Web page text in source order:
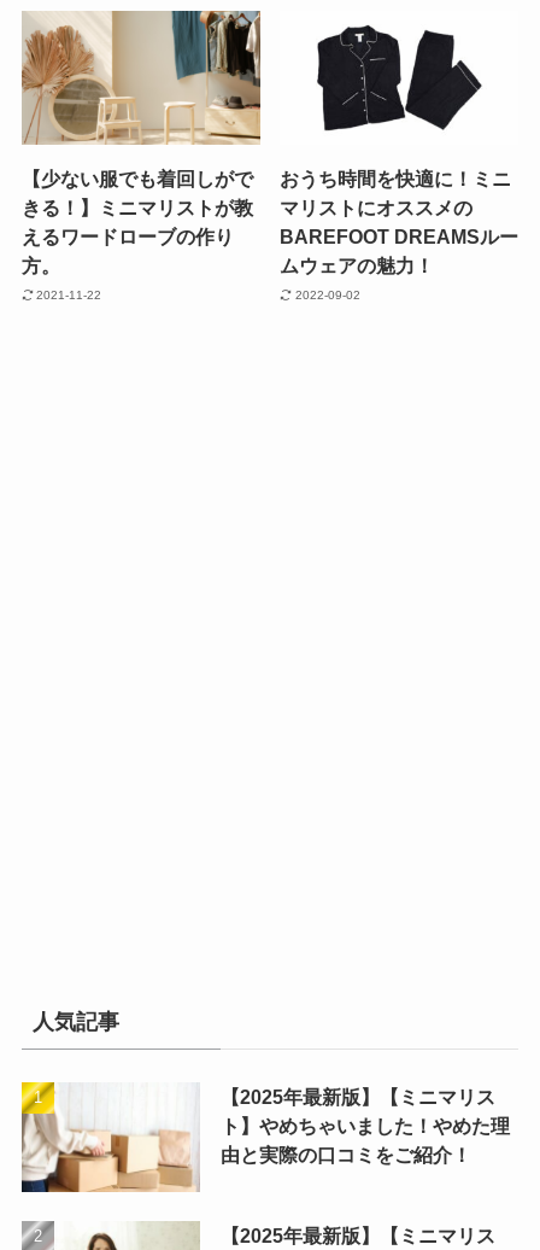
【少ない服でも着回しがで
きる！】ミニマリストが教
えるワードローブの作り
方。
2021-11-22
おうち時間を快適に！ミニ
マリストにオススメの
BAREFOOT DREAMSルー
ムウェアの魅力！
2022-09-02
人気記事
【2025年最新版】【ミニマリス
ト】やめちゃいました！やめた理
由と実際の口コミをご紹介！
【2025年最新版】【ミニマリス